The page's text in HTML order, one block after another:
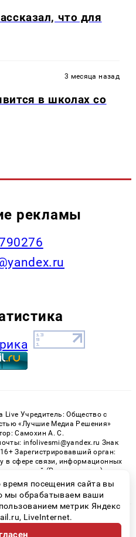
что для
3 месяца назад
в школах со
рекламы
Учредитель: Общество с
«Лучшие Медиа Решения»
Самохин А. С.
infolivesmi@yandex.ru Знак
Зарегистрировавший орган:
в сфере связи, информационных
(Роскомнадзор)
№ ФС 77 - 82538 от 21.01.2022
защищены
сайта 16+
посещения сайта вы
мы обрабатываем ваши
метрик Яндекс
LiveInternet.